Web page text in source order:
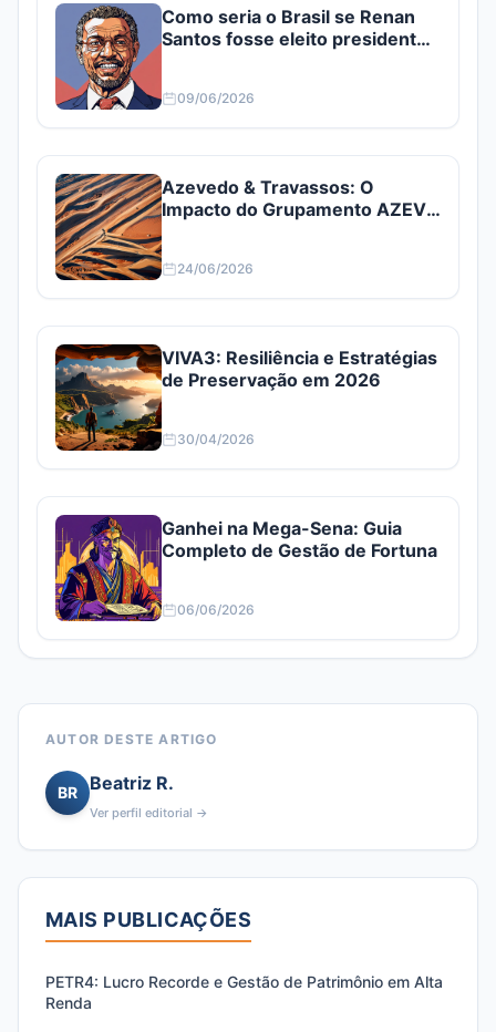
Como seria o Brasil se Renan
Santos fosse eleito presidente?
09/06/2026
Azevedo & Travassos: O
Impacto do Grupamento AZEV3
24/06/2026
VIVA3: Resiliência e Estratégias
de Preservação em 2026
30/04/2026
Ganhei na Mega-Sena: Guia
Completo de Gestão de Fortuna
06/06/2026
AUTOR DESTE ARTIGO
BR Beatriz R.
Ver perfil editorial →
MAIS PUBLICAÇÕES
PETR4: Lucro Recorde e Gestão de Patrimônio em Alta
Renda